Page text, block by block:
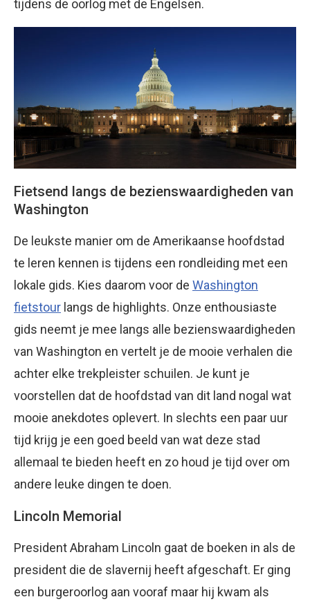
tijdens de oorlog met de Engelsen.
Fietsend langs de bezienswaardigheden van
Washington
De leukste manier om de Amerikaanse hoofdstad
te leren kennen is tijdens een rondleiding met een
lokale gids. Kies daarom voor de Washington
fietstour langs de highlights. Onze enthousiaste
gids neemt je mee langs alle bezienswaardigheden
van Washington en vertelt je de mooie verhalen die
achter elke trekpleister schuilen. Je kunt je
voorstellen dat de hoofdstad van dit land nogal wat
mooie anekdotes oplevert. In slechts een paar uur
tijd krijg je een goed beeld van wat deze stad
allemaal te bieden heeft en zo houd je tijd over om
andere leuke dingen te doen.
Lincoln Memorial
President Abraham Lincoln gaat de boeken in als de
president die de slavernij heeft afgeschaft. Er ging
een burgeroorlog aan vooraf maar hij kwam als